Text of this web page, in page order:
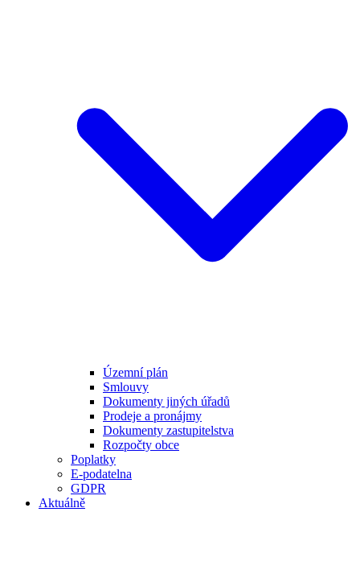
Územní plán
Smlouvy
Dokumenty jiných úřadů
Prodeje a pronájmy
Dokumenty zastupitelstva
Rozpočty obce
Poplatky
E-podatelna
GDPR
Aktuálně